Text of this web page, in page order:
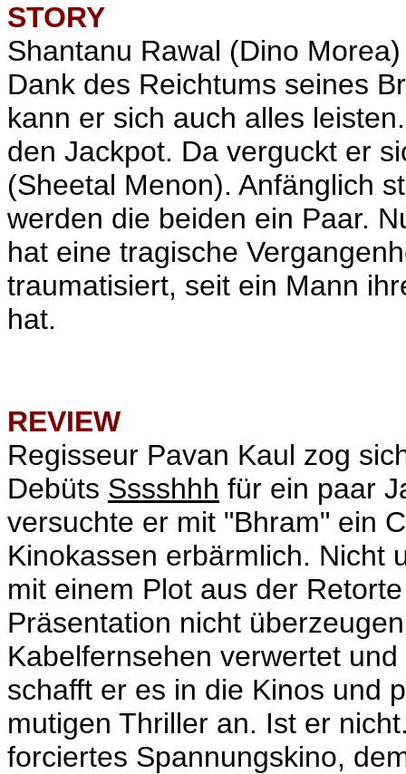
STORY
Shantanu Rawal (Dino
Dank des Reichtums seines
kann er sich auch alles
den Jackpot. Da verguckt er
(Sheetal Menon). Anfänglich
werden die beiden ein Paar.
hat eine tragische
traumatisiert, seit ein Mann
hat.
REVIEW
Regisseur Pavan Kaul zog
Debüts Sssshhh für ein paar
versuchte er mit "Bhram" ein
Kinokassen erbärmlich. Nicht
mit einem Plot aus der
Präsentation nicht
Kabelfernsehen verwertet
schafft er es in die Kinos und
mutigen Thriller an. Ist er
forciertes Spannungskino,